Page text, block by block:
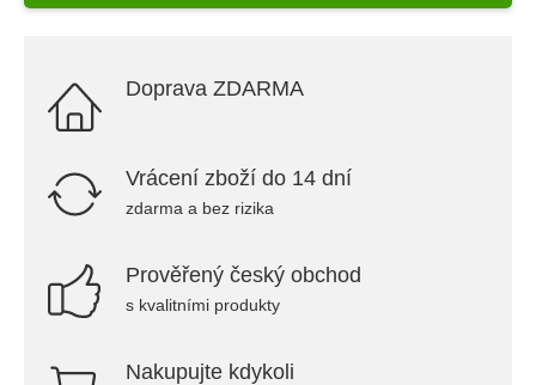
Doprava ZDARMA
Vrácení zboží do 14 dní
zdarma a bez rizika
Prověřený český obchod
s kvalitními produkty
Nakupujte kdykoli